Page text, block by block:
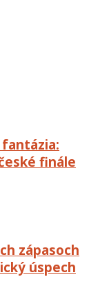
fantázia:
finále
zápasoch
úspech